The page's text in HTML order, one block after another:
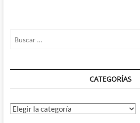
CATEGORÍAS
Categorías